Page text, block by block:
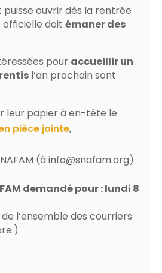
ouvrir dès la rentrée
officielle doit émaner des
pour accueillir un
l’an prochain sont
leur papier à en-tête le
pièce jointe,
(à info@snafam.org).
demandé pour : lundi 8
l’ensemble des courriers